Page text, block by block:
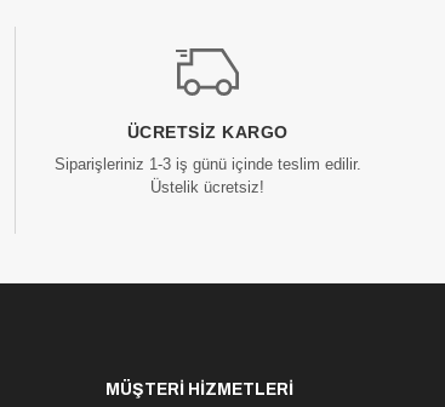
ÜCRETSIZ KARGO
Siparişleriniz 1-3 iş günü içinde teslim edilir.
Üstelik ücretsiz!
MÜŞTERİ HİZMETLERİ